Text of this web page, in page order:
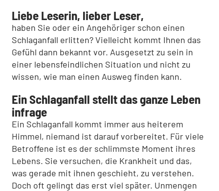
Liebe Leserin, lieber Leser,
haben Sie oder ein Angehöriger schon einen
Schlaganfall erlitten? Viel­leicht kommt Ihnen das
Gefühl dann bekannt vor. Ausgesetzt zu sein in
einer lebensfeindlichen Situation und nicht zu
wissen, wie man einen Aus­weg finden kann.
Ein Schlaganfall stellt das ganze Leben
infrage
Ein Schlaganfall kommt immer aus heiterem
Himmel, niemand ist darauf vorbereitet. Für viele
Betroffene ist es der schlimmste Mo­ment ihres
Lebens. Sie versuchen, die Krankheit und das,
was gerade mit ihnen geschieht, zu verstehen.
Doch oft gelingt das erst viel später. Unmengen